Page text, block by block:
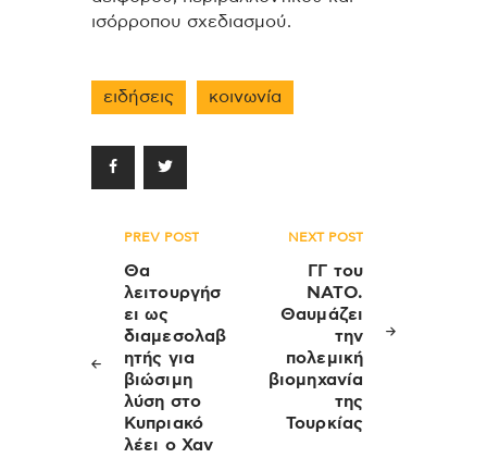
ισόρροπου σχεδιασμού.
ειδήσεις κοινωνία
Πλοήγηση
άρθρων
PREV POST
Θα
λειτουργήσ
ει ως
διαμεσολαβ
ητής για
βιώσιμη
λύση στο
Κυπριακό
λέει ο Χαν
NEXT POST
ΓΓ του
ΝΑΤΟ.
Θαυμάζει
την
πολεμική
βιομηχανία
της
Τουρκίας